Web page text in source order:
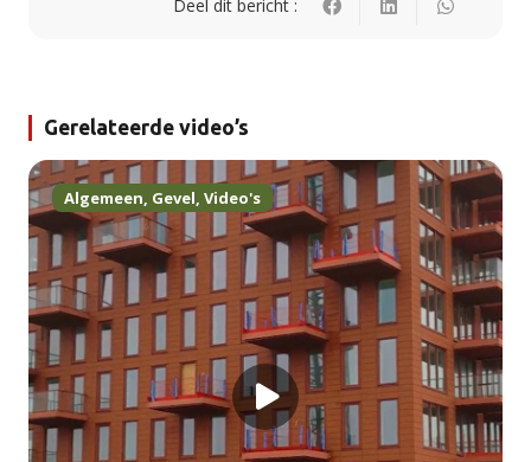
Deel dit bericht :
Gerelateerde video’s
Algemeen, Gevel, Video's